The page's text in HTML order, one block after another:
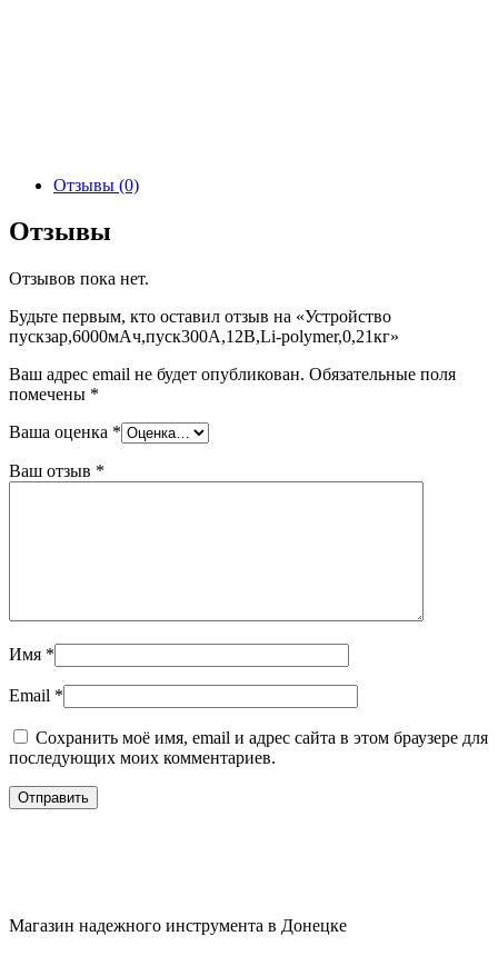
Отзывы (0)
Отзывы
Отзывов пока нет.
Будьте первым, кто оставил отзыв на «Устройство
пускзар,6000мАч,пуск300А,12В,Li-polymer,0,21кг»
Ваш адрес email не будет опубликован. Обязательные поля
помечены *
Ваша оценка *
Ваш отзыв *
Имя *
Email *
Сохранить моё имя, email и адрес сайта в этом браузере для
последующих моих комментариев.
Магазин надежного инструмента в Донецке